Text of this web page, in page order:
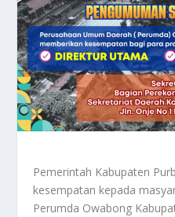
Pemerintah Kabupaten
kesempatan kepada
Perumda Owabong